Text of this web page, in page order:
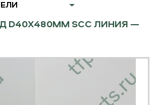
D40X480ММ SCC ЛИНИЯ —